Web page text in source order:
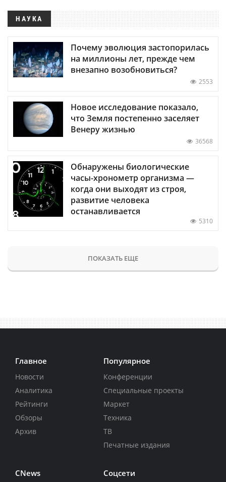
НАУКА
Почему эволюция застопорилась
на миллионы лет, прежде чем
внезапно возобновиться?
2553
Новое исследование показало,
что Земля постепенно заселяет
Венеру жизнью
36568
Обнаружены биологические
часы-хронометр организма —
когда они выходят из строя,
развитие человека
останавливается
5310
ПОКАЗАТЬ ЕЩЕ
Главное
Новости
Аналитика
Рейтинги
Обзоры
Архив
Популярное
Конференции
Специальные проекты
Маркет
Техника
ТВ
Печатные издания
CNews Соцсети